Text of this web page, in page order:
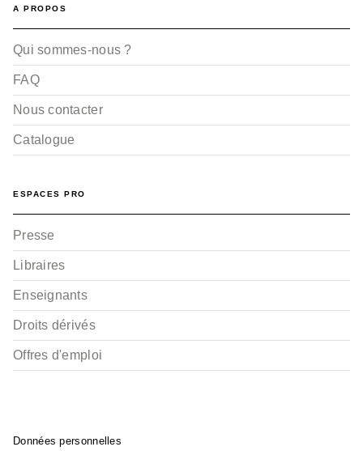
A PROPOS
Qui sommes-nous ?
FAQ
Nous contacter
Catalogue
ESPACES PRO
Presse
Libraires
Enseignants
Droits dérivés
Offres d'emploi
Données personnelles